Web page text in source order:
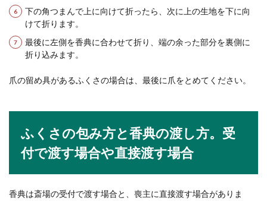
下の角つまんで上に向けて折ったら、次に上の生地を下に向
けて折ります。
最後に左側を香典に合わせて折り、端の余った部分を裏側に
折り込みます。
爪の留め具があるふくさの場合は、最後に爪をとめてください。
ふくさの包み方と香典の渡し方。受
付で渡す場合や直接渡す場合
香典は斎場の受付で渡す場合と、喪主に直接渡す場合がありま